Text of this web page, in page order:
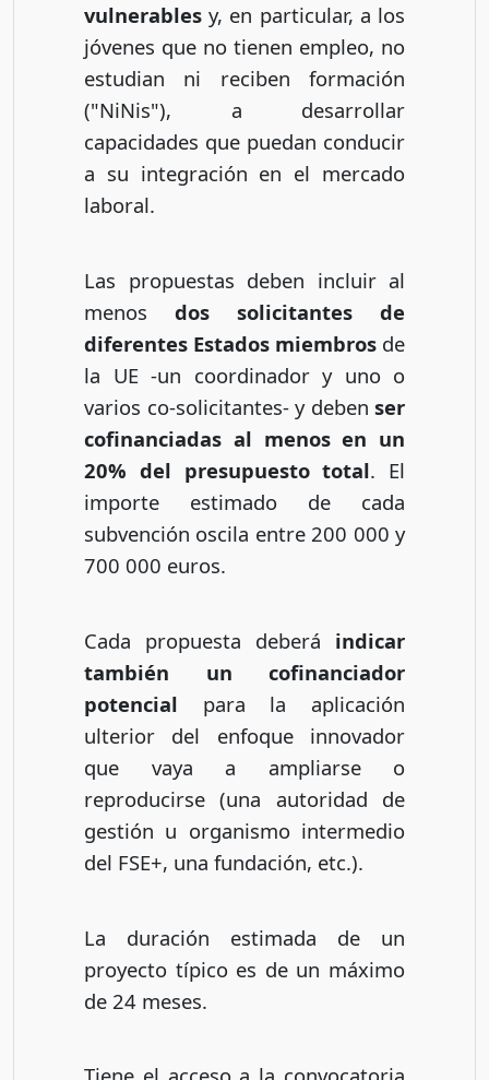
vulnerables y, en particular, a los
jóvenes que no tienen empleo, no
estudian ni reciben formación
("NiNis"), a desarrollar
capacidades que puedan conducir
a su integración en el mercado
laboral.
Las propuestas deben incluir al
menos dos solicitantes de
diferentes Estados miembros de
la UE -un coordinador y uno o
varios co-solicitantes- y deben ser
cofinanciadas al menos en un
20% del presupuesto total. El
importe estimado de cada
subvención oscila entre 200 000 y
700 000 euros.
Cada propuesta deberá indicar
también un cofinanciador
potencial para la aplicación
ulterior del enfoque innovador
que vaya a ampliarse o
reproducirse (una autoridad de
gestión u organismo intermedio
del FSE+, una fundación, etc.).
La duración estimada de un
proyecto típico es de un máximo
de 24 meses.